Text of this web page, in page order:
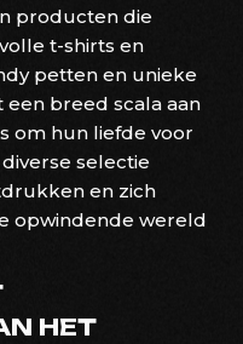
producten die
t-shirts en
petten en unieke
breed scala aan
om hun liefde voor
selectie
en zich
opwindende wereld
HET